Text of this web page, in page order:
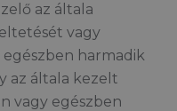
az általa
vagy
egészben harmadik
az általa kezelt
vagy egészben